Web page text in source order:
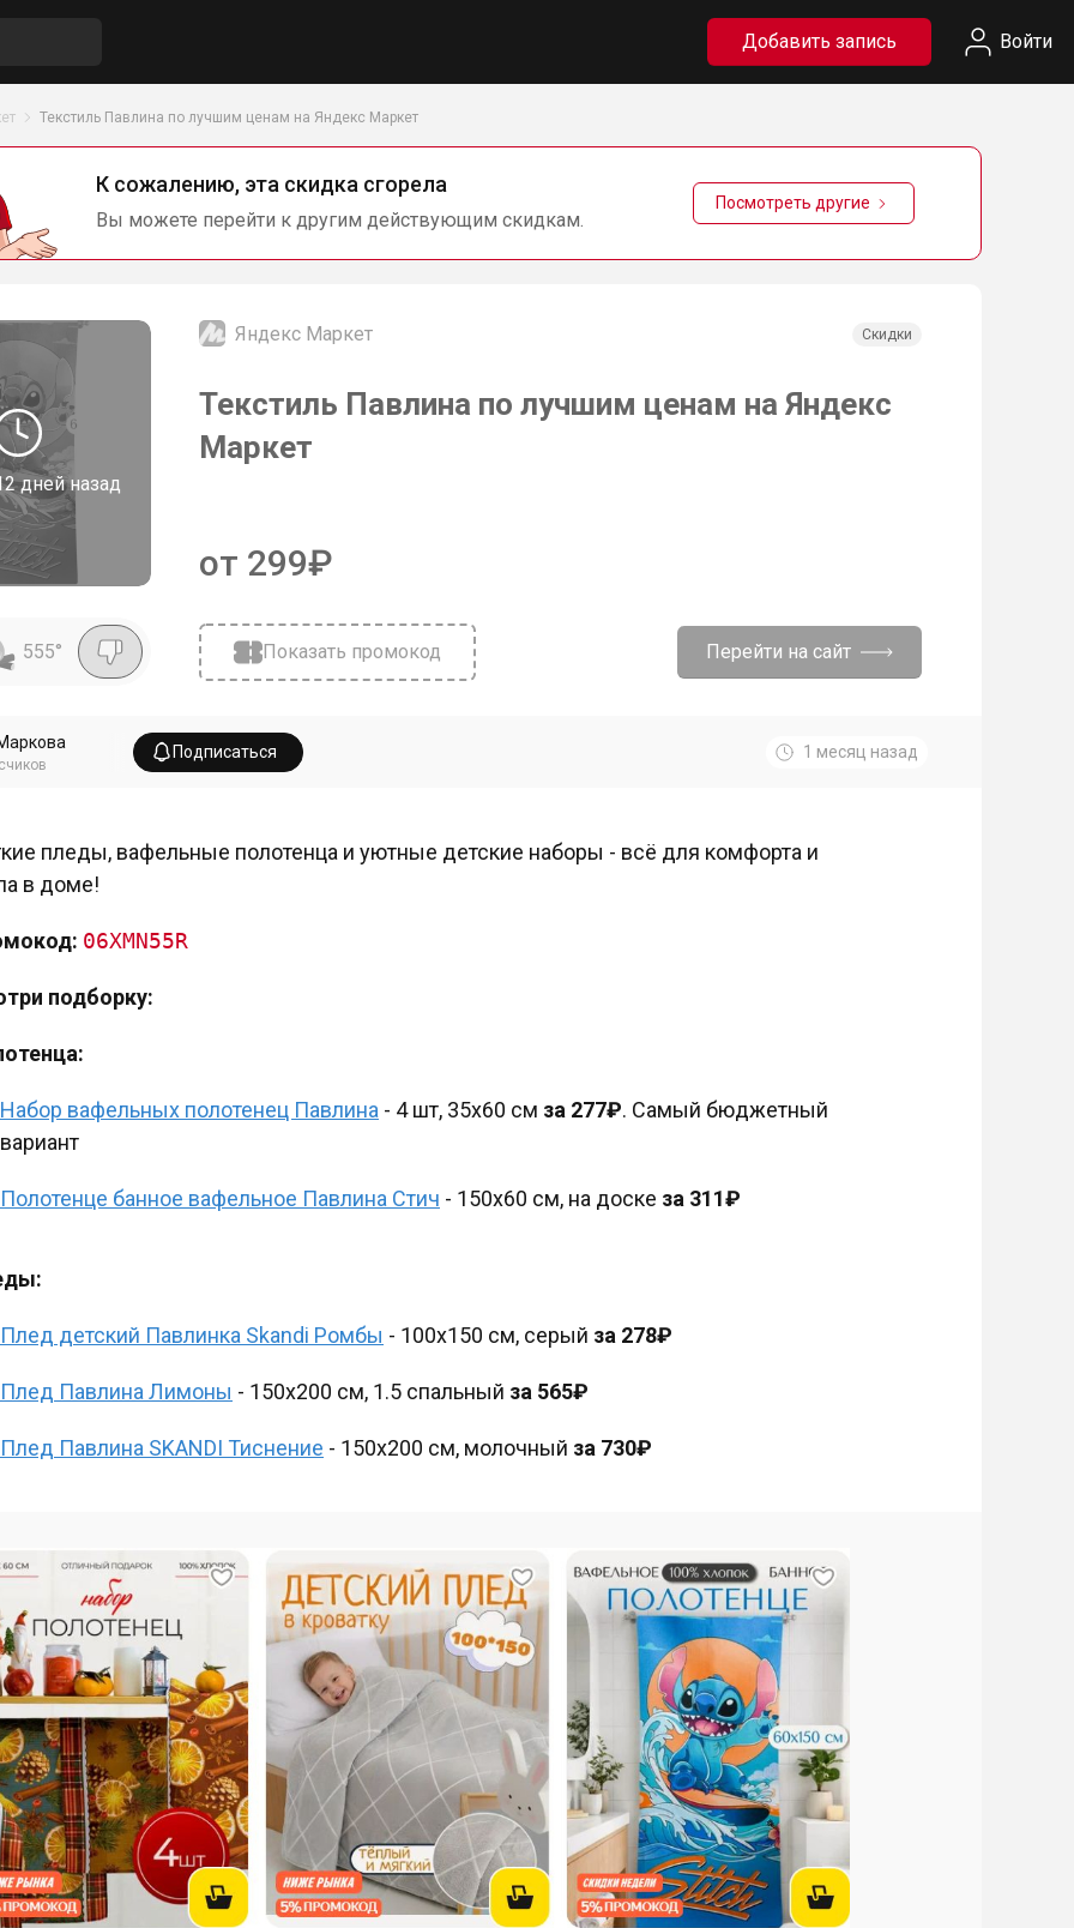
Добавить запись Войти
Текстиль Павлина по лучшим ценам на Яндекс Маркет
К сожалению, эта скидка сгорела
Вы можете перейти к другим действующим скидкам.
Посмотреть другие
дней назад
Яндекс Маркет Скидки
Текстиль Павлина по лучшим ценам на Яндекс
Маркет
от 299₽
555° Показать промокод Перейти на сайт
Подписаться 1 месяц назад
пледы, вафельные полотенца и уютные детские наборы - всё для комфорта и
в доме!
06XMN55R
подборку:
Набор вафельных полотенец Павлина - 4 шт, 35х60 см за 277₽. Самый бюджетный
вариант
Полотенце банное вафельное Павлина Стич - 150х60 см, на доске за 311₽
Плед детский Павлинка Skandi Ромбы - 100х150 см, серый за 278₽
Плед Павлина Лимоны - 150х200 см, 1.5 спальный за 565₽
Плед Павлина SKANDI Тиснение - 150х200 см, молочный за 730₽